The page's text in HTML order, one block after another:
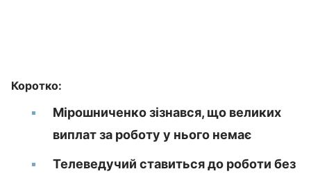
Коротко:
Мірошниченко зізнався, що великих
виплат за роботу у нього немає
Телеведучий ставиться до роботи без